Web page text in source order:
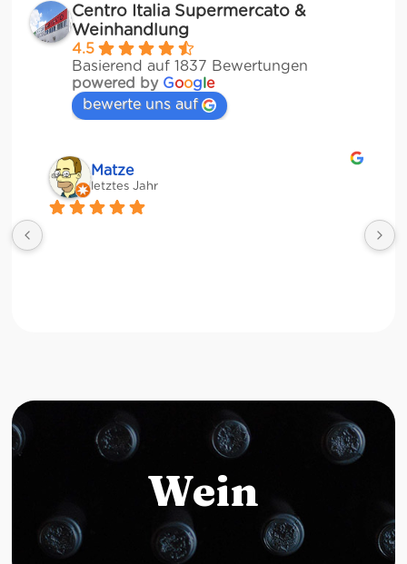
Centro Italia Supermercato &
Weinhandlung
4.5
Basierend auf 1837 Bewertungen
powered by Google
bewerte uns auf
Matze
letztes Jahr
Wein